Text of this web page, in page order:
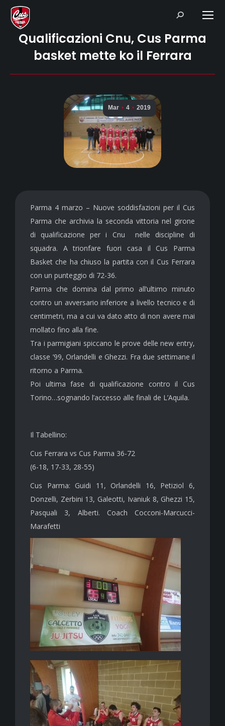
Search:
Qualificazioni Cnu, Cus Parma
basket mette ko il Ferrara
Mar 4 2019
Parma 4 marzo – Nuove soddisfazioni per il Cus
Parma che archivia la seconda vittoria nel girone
di qualificazione per i Cnu nelle discipline di
squadra. A trionfare fuori casa il Cus Parma
Basket che ha chiuso la partita con il Cus Ferrara
con un punteggio di 72-36.
Parma che domina dal primo all’ultimo minuto
contro un avversario inferiore a livello tecnico e di
centimetri, ma a cui va dato atto di non avere mai
mollato fino alla fine.
Tra i parmigiani spiccano le prove delle new entry,
classe ’99, Orlandelli e Ghezzi. Fra due settimane il
ritorno a Parma.
Poi ultima fase di qualificazione contro il Cus
Torino…sognando l’accesso alle finali de L’Aquila.
Il Tabellino:
Cus Ferrara vs Cus Parma 36-72
(6-18, 17-33, 28-55)
Cus Parma: Guidi 11, Orlandelli 16, Petiziol 6,
Donzelli, Zerbini 13, Galeotti, Ivaniuk 8, Ghezzi 15,
Pasquali 3, Alberti. Coach Cocconi-Marcucci-
Marafetti